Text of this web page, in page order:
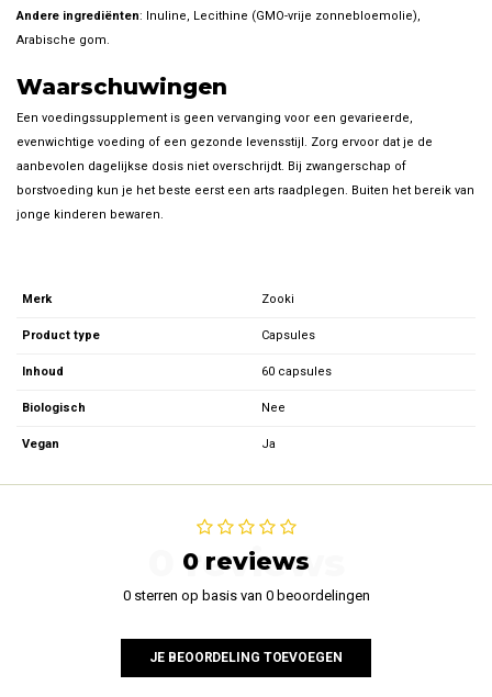
Andere ingrediënten: Inuline, Lecithine (GMO-vrije zonnebloemolie),
Arabische gom.
Waarschuwingen
Een voedingssupplement is geen vervanging voor een gevarieerde,
evenwichtige voeding of een gezonde levensstijl. Zorg ervoor dat je de
aanbevolen dagelijkse dosis niet overschrijdt. Bij zwangerschap of
borstvoeding kun je het beste eerst een arts raadplegen. Buiten het bereik van
jonge kinderen bewaren.
Merk Zooki
Product type Capsules
Inhoud 60 capsules
Biologisch Nee
Vegan Ja
0 reviews
0 reviews
0 sterren op basis van 0 beoordelingen
JE BEOORDELING TOEVOEGEN